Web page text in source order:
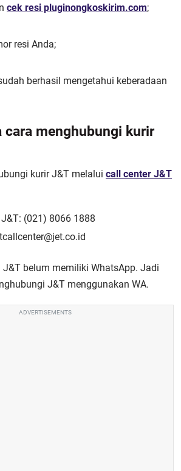
cek resi pluginongkoskirim.com;
resi Anda;
berhasil mengetahui keberadaan
cara menghubungi kurir
kurir J&T melalui call center J&T
(021) 8066 1888
belum memiliki WhatsApp. Jadi
J&T menggunakan WA.
ADVERTISEMENTS